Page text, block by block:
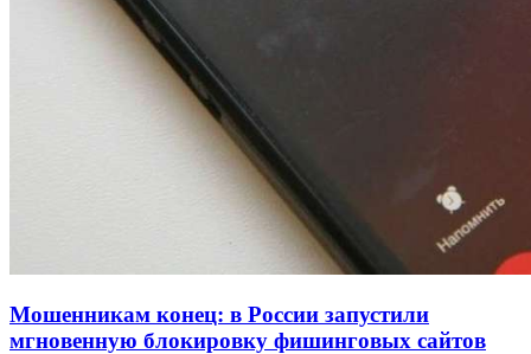
напала на незнакомую женщину с ножом
Сладкий праздник в Волгограде: в Центральном
парке прошёл фестиваль „Арбузный переполох“
Мошенникам конец: в России запустили
мгновенную блокировку фишинговых сайтов